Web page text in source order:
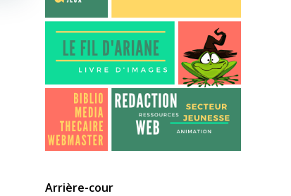
Arrière-cour